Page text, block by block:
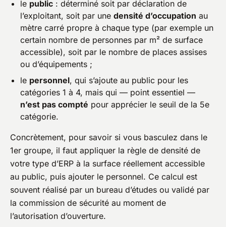
le public : déterminé soit par déclaration de
l’exploitant, soit par une densité d’occupation au
mètre carré propre à chaque type (par exemple un
certain nombre de personnes par m² de surface
accessible), soit par le nombre de places assises
ou d’équipements ;
le personnel, qui s’ajoute au public pour les
catégories 1 à 4, mais qui — point essentiel —
n’est pas compté pour apprécier le seuil de la 5e
catégorie.
Concrètement, pour savoir si vous basculez dans le
1er groupe, il faut appliquer la règle de densité de
votre type d’ERP à la surface réellement accessible
au public, puis ajouter le personnel. Ce calcul est
souvent réalisé par un bureau d’études ou validé par
la commission de sécurité au moment de
l’autorisation d’ouverture.